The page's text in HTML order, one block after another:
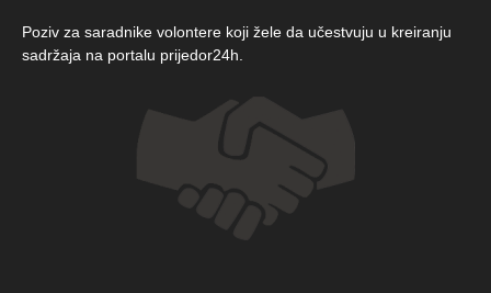
Poziv za saradnike volontere koji žele da učestvuju u kreiranju
sadržaja na portalu prijedor24h.